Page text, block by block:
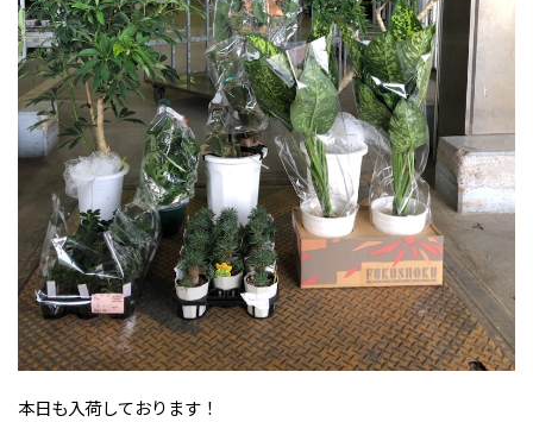
本日も入荷しております！